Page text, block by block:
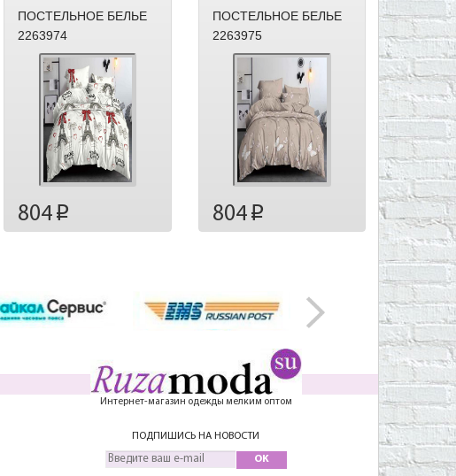
ПОСТЕЛЬНОЕ БЕЛЬЕ
2263974
804 p
ПОСТЕЛЬНОЕ БЕЛЬЕ
2263975
804p
Интернет-магазин одежды мелким оптом
ПОДПИШИСЬ НА НОВОСТИ
OK